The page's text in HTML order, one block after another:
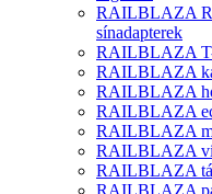
RAILBLAZA
sínadapterek
RAILBLAZA T-
RAILBLAZA
RAILBLAZA
RAILBLAZA
RAILBLAZA
RAILBLAZA
RAILBLAZA
RAILBLAZA